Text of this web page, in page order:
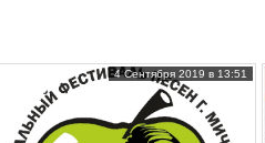
4 Сентября 2019 в 13:51